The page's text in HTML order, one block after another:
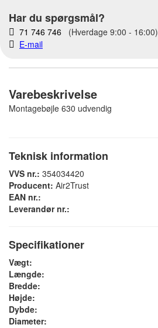
Har du spørgsmål?
71 746 746 (Hverdage 9:00 - 16:00)
E-mail
Varebeskrivelse
Montagebøjle 630 udvendig
Teknisk information
VVS nr.: 354034420
Producent: Air2Trust
EAN nr.:
Leverandør nr.:
Specifikationer
Vægt:
Længde:
Bredde:
Højde:
Dybde:
Diameter: